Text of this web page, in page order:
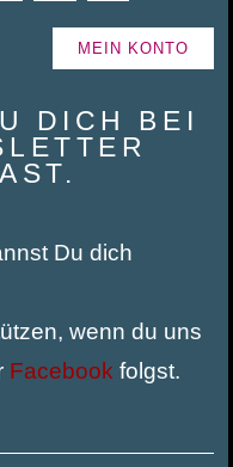
MEIN KONTO
DICH BEI
Du dich
wenn du uns
Facebookfolgst.